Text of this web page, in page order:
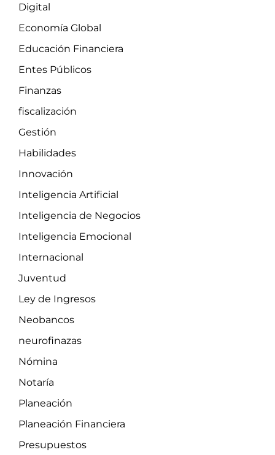
Digital
Economía Global
Educación Financiera
Entes Públicos
Finanzas
fiscalización
Gestión
Habilidades
Innovación
Inteligencia Artificial
Inteligencia de Negocios
Inteligencia Emocional
Internacional
Juventud
Ley de Ingresos
Neobancos
neurofinazas
Nómina
Notaría
Planeación
Planeación Financiera
Presupuestos